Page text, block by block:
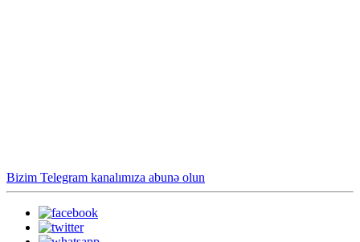
Bizim Telegram kanalımıza abunə olun